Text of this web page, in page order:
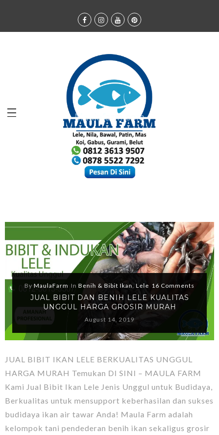
By MaulaFarm In Benih & Bibit Ikan, Lele 16 Comments
JUAL BIBIT DAN BENIH LELE KUALITAS
UNGGUL HARGA GROSIR MURAH
August 14, 2019
JUAL BIBIT IKAN LELE BERKUALITAS UNGGUL
HARGA MURAH Temukan DI SINI – MAULA FARM
Kami Jual Bibit Ikan Lele Jenis Unggul untuk Budidaya,
Berkualitas untuk mensupport keberhasilan dan sukses
budidaya ikan air tawar Anda! Maula Farm adalah
kelompok tani pendederan benih ikan sekaligus grosir